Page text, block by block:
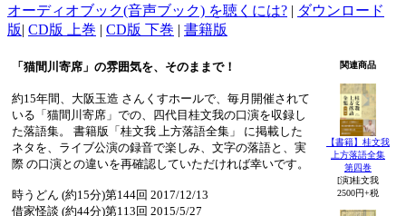
オーディオブック(音声ブック) を聴くには? | ダウンロード
版| CD版 上巻 | CD版 下巻 | 書籍版
「猫間川寄席」の雰囲気を、そのままで！
約15年間、大阪玉造 さんくすホールで、毎月開催されて
いる「猫間川寄席」での、四代目桂文我の口演を収録し
た落語集。 書籍版「桂文我 上方落語全集」 に掲載した
ネタを、ライブ公演の録音で楽しみ、文字の落語と、実
際 の口演との違いを再確認していただければ幸いです。
時うどん (約15分)第144回 2017/12/13
借家怪談 (約44分)第113回 2015/5/27
関連商品
【書籍】桂文我
上方落語全集
第四巻
[演]桂文我
2500円+税